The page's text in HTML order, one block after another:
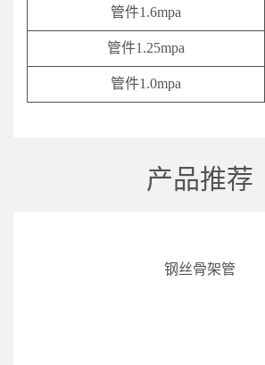
管件1.6mpa
管件1.25mpa
管件1.0mpa
产品推荐
钢丝骨架管